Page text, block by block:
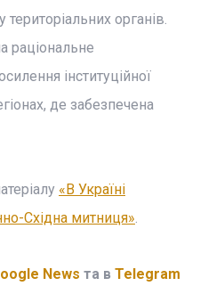
органів.
раціональне
інституційної
де забезпечена
«В Україні
Східна митниця».
News та в Telegram